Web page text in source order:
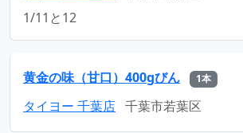
1/11と12
黄金の味（甘口）400gびん 1本
タイヨー 千葉店 千葉市若葉区